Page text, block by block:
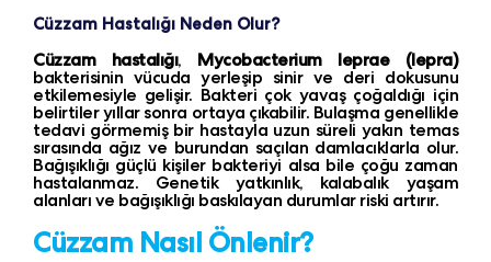
Cüzzam Hastalığı Neden Olur?
Cüzzam hastalığı, Mycobacterium leprae (lepra)
bakterisinin vücuda yerleşip sinir ve deri dokusunu
etkilemesiyle gelişir. Bakteri çok yavaş çoğaldığı için
belirtiler yıllar sonra ortaya çıkabilir. Bulaşma genellikle
tedavi görmemiş bir hastayla uzun süreli yakın temas
sırasında ağız ve burundan saçılan damlacıklarla olur.
Bağışıklığı güçlü kişiler bakteriyi alsa bile çoğu zaman
hastalanmaz. Genetik yatkınlık, kalabalık yaşam
alanları ve bağışıklığı baskılayan durumlar riski artırır.
Cüzzam Nasıl Önlenir?